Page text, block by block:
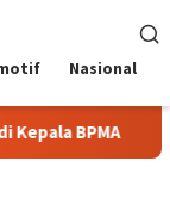
Nasional
BPMA